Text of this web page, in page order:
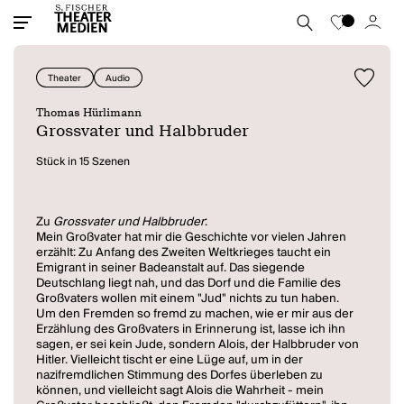
Theater Audio
Thomas Hürlimann
Grossvater und Halbbruder
Stück in 15 Szenen
Zu Grossvater und Halbbruder:
Mein Großvater hat mir die Geschichte vor vielen Jahren
erzählt: Zu Anfang des Zweiten Weltkrieges taucht ein
Emigrant in seiner Badeanstalt auf. Das siegende
Deutschlang liegt nah, und das Dorf und die Familie des
Großvaters wollen mit einem "Jud" nichts zu tun haben.
Um den Fremden so fremd zu machen, wie er mir aus der
Erzählung des Großvaters in Erinnerung ist, lasse ich ihn
sagen, er sei kein Jude, sondern Alois, der Halbbruder von
Hitler. Vielleicht tischt er eine Lüge auf, um in der
nazifremdlichen Stimmung des Dorfes überleben zu
können, und vielleicht sagt Alois die Wahrheit - mein